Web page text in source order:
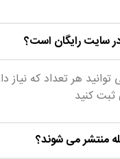
سایت رایگان است؟
توانید هر تعداد که نیاز
ثبت کنید
منتشر می شوند؟